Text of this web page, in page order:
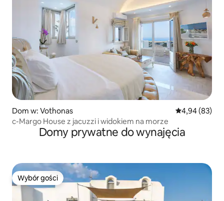
Dom w: Vothonas Średnia
4,94 (83)
c-Margo House z jacuzzi i widokiem na morze
Domy prywatne do wynajęcia
Wybór gości
Wybór gości